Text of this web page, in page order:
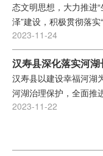
态文明思想，大力推进
泽”建设，积极贯彻落
用、严格监管”的方针...
2023-11-24
汉寿县深化落实河
汉寿县以建设幸福河湖
河湖治理保护，全面推
2023-11-22